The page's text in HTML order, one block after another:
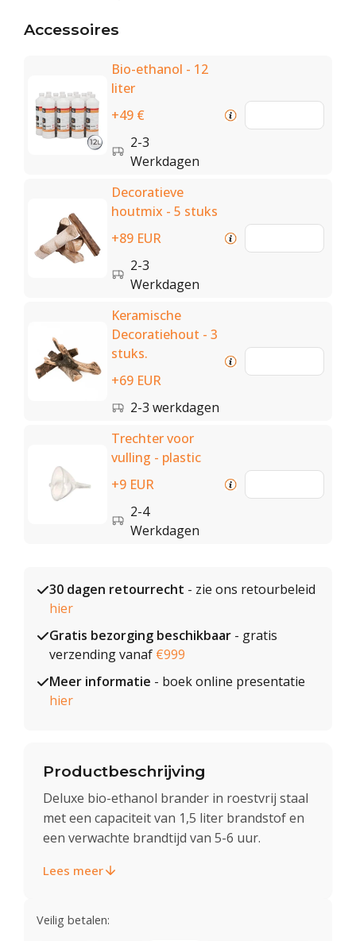
Accessoires
Bio-ethanol - 12
liter
+49 €
2-3
Werkdagen
Decoratieve
houtmix - 5 stuks
+89 EUR
2-3
Werkdagen
Keramische
Decoratiehout - 3
stuks.
+69 EUR
2-3 werkdagen
Trechter voor
vulling - plastic
+9 EUR
2-4
Werkdagen
30 dagen retourrecht - zie ons retourbeleid
hier
Gratis bezorging beschikbaar - gratis
verzending vanaf €999
Meer informatie - boek online presentatie
hier
Productbeschrijving
Deluxe bio-ethanol brander in roestvrij staal
met een capaciteit van 1,5 liter brandstof en
een verwachte brandtijd van 5-6 uur.
Lees meer
Veilig betalen: